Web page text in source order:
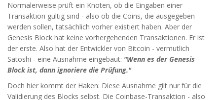
Normalerweise prüft ein Knoten, ob die Eingaben einer
Transaktion gültig sind - also ob die Coins, die ausgegeben
werden sollen, tatsächlich vorher existiert haben. Aber der
Genesis Block hat keine vorhergehenden Transaktionen. Er ist
der erste. Also hat der Entwickler von Bitcoin - vermutlich
Satoshi - eine Ausnahme eingebaut: "Wenn es der Genesis
Block ist, dann ignoriere die Prüfung."
Doch hier kommt der Haken: Diese Ausnahme gilt nur für die
Validierung des Blocks selbst. Die Coinbase-Transaktion - also